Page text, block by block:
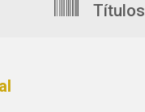
Títulos